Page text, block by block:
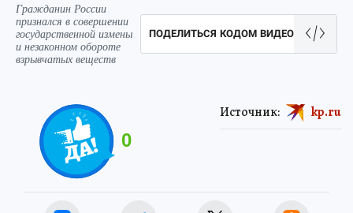
Гражданин России
признался в совершении
государственной измены
и незаконном обороте
взрывчатых веществ
ПОДЕЛИТЬСЯ КОДОМ ВИДЕО
0
Источник: kp.ru